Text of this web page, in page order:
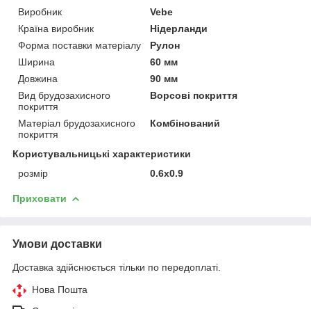
Виробник
Vebe
Країна виробник
Нідерланди
Форма поставки матеріалу
Рулон
Ширина
60 мм
Довжина
90 мм
Вид брудозахисного
покриття
Ворсові покриття
Матеріал брудозахисного
покриття
Комбінований
Користувальницькі характеристики
розмір
0.6х0.9
Приховати
Умови доставки
Доставка здійснюється тільки по передоплаті.
Нова Пошта